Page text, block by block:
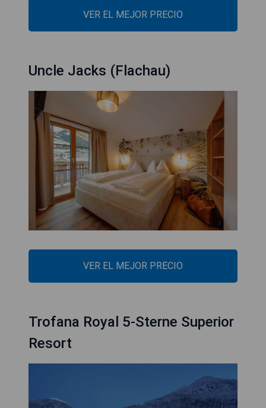
VER EL MEJOR PRECIO
Uncle Jacks (Flachau)
VER EL MEJOR PRECIO
Trofana Royal 5-Sterne Superior
Resort